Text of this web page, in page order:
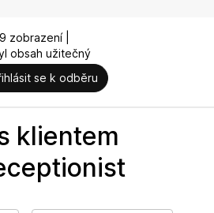
zobrazení |
obsah užitečný
se k odběru
klientem